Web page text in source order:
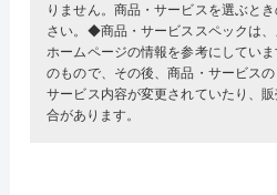
りません。商品・サービスを選ぶと
さい。◆商品・サービススペックは
ホームページの情報を参考にしてい
のもので、その後、商品・サービス
サービス内容が変更されていたり、
合があります。